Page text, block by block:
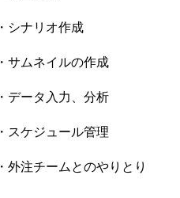
応募フォーム
・シナリオ作成
・サムネイルの作成
・データ入力、分析
・スケジュール管理
・外注チームとのやりとり